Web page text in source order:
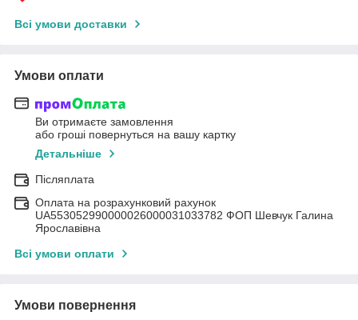
Всі умови доставки
Умови оплати
Ви отримаєте замовлення
або гроші повернуться на вашу картку
Детальніше
Післяплата
Оплата на розрахунковий рахунок
UA553052990000026000031033782 ФОП Шевчук Галина
Ярославівна
Всі умови оплати
Умови повернення